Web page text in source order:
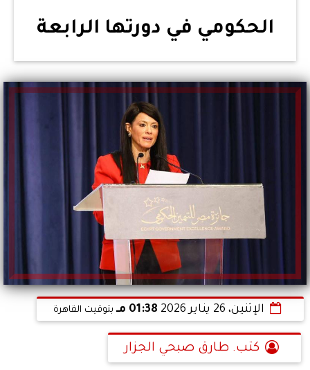
الحكومي في دورتها الرابعة
الإثنين، 26 يناير 2026 01:38 مـ بتوقيت القاهرة
كتب. طارق صبحي الجزار